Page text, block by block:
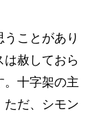
ことがあり
は赦しておら
。十字架の主
ただ、シモン